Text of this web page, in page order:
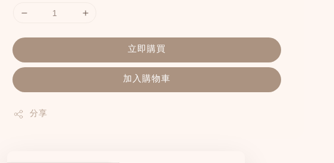
立即購買
加入購物車
分享